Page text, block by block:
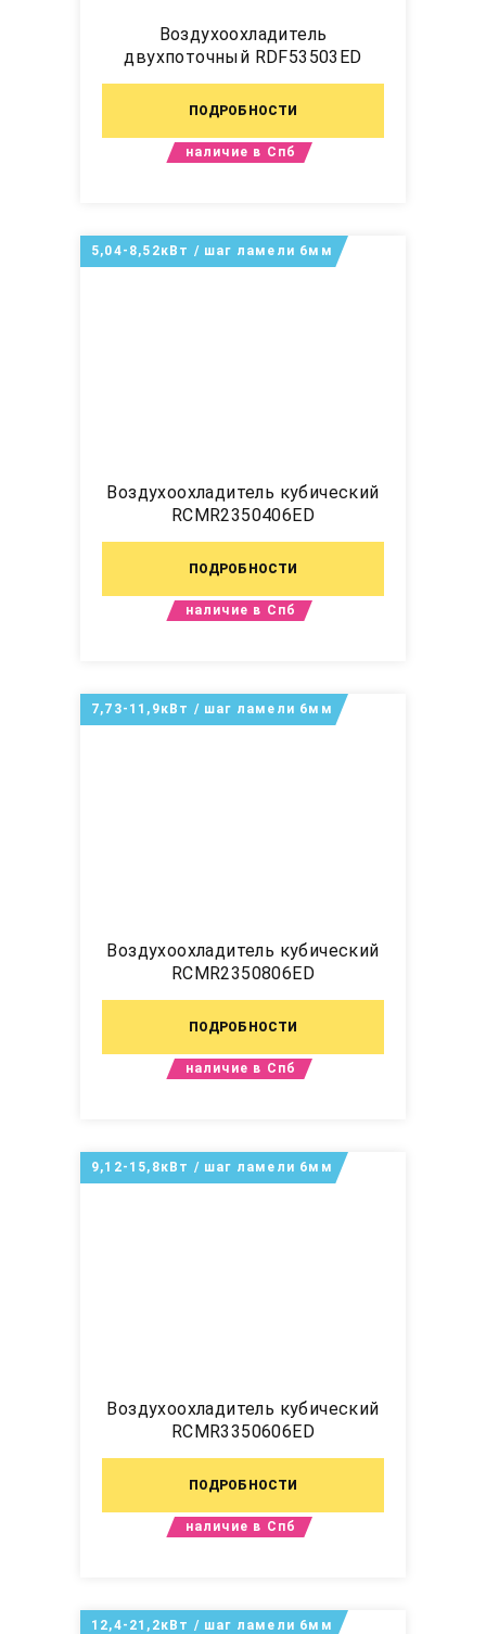
Воздухоохладитель
двухпоточный RDF53503ED
ПОДРОБНОСТИ
наличие в Спб
Воздухоохладитель кубический
RCMR2350406ED
ПОДРОБНОСТИ
5,04-8,52кВт / шаг ламели 6мм
наличие в Спб
Воздухоохладитель кубический
RCMR2350806ED
ПОДРОБНОСТИ
7,73-11,9кВт / шаг ламели 6мм
наличие в Спб
Воздухоохладитель кубический
RCMR3350606ED
ПОДРОБНОСТИ
9,12-15,8кВт / шаг ламели 6мм
наличие в Спб
12,4-21,2кВт / шаг ламели 6мм